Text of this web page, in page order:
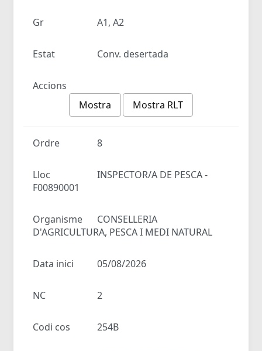
Gr A1, A2
Estat Conv. desertada
Accions
Mostra
Mostra RLT
Ordre 8
Lloc
INSPECTOR/A DE PESCA -
F00890001
Organisme
CONSELLERIA
D'AGRICULTURA, PESCA I MEDI NATURAL
Data inici 05/08/2026
NC 2
Codi cos 254B